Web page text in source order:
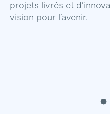
projets livrés et
vision pour l’avenir.